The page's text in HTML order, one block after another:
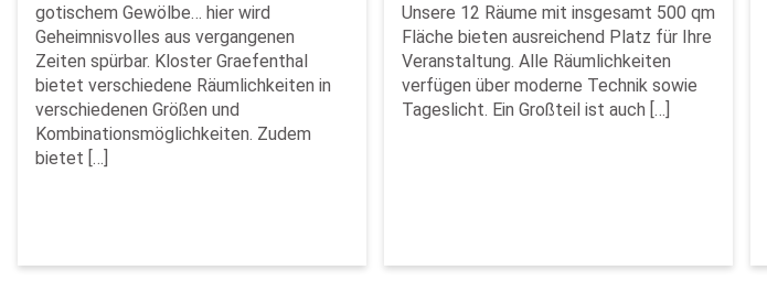
gotischem Gewölbe… hier wird
Geheimnisvolles aus vergangenen
Zeiten spürbar. Kloster Graefenthal
bietet verschiedene Räumlichkeiten in
verschiedenen Größen und
Kombinationsmöglichkeiten. Zudem
bietet […]
Unsere 12 Räume mit insgesamt 500 qm
Fläche bieten ausreichend Platz für Ihre
Veranstaltung. Alle Räumlichkeiten
verfügen über moderne Technik sowie
Tageslicht. Ein Großteil ist auch […]